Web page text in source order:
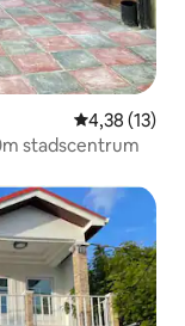
Gemiddelde
4,38 (13)
stadscentrum